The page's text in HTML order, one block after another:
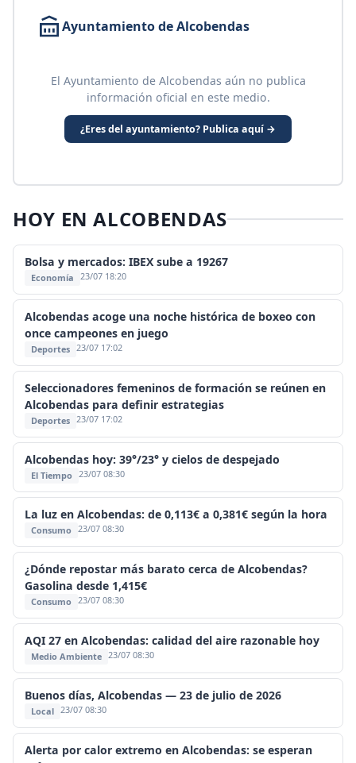
Ayuntamiento de Alcobendas
El Ayuntamiento de Alcobendas aún no publica
información oficial en este medio.
¿Eres del ayuntamiento? Publica aquí →
HOY EN ALCOBENDAS
Bolsa y mercados: IBEX sube a 19267
Economía 23/07 18:20
Alcobendas acoge una noche histórica de boxeo con
once campeones en juego
Deportes 23/07 17:02
Seleccionadores femeninos de formación se reúnen en
Alcobendas para definir estrategias
Deportes 23/07 17:02
Alcobendas hoy: 39°/23° y cielos de despejado
El Tiempo 23/07 08:30
La luz en Alcobendas: de 0,113€ a 0,381€ según la hora
Consumo 23/07 08:30
¿Dónde repostar más barato cerca de Alcobendas?
Gasolina desde 1,415€
Consumo 23/07 08:30
AQI 27 en Alcobendas: calidad del aire razonable hoy
Medio Ambiente 23/07 08:30
Buenos días, Alcobendas — 23 de julio de 2026
Local 23/07 08:30
Alerta por calor extremo en Alcobendas: se esperan